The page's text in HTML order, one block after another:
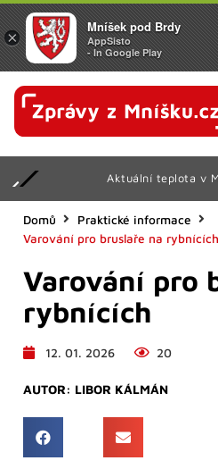
Aktuální teplota v
Domů
Praktické informace
Varování pro bruslaře na rybnících
Varování pro
rybnících
12. 01. 2026 20
AUTOR: LIBOR KÁLMÁN
×
Mníšek pod Brdy
AppSisto
- In Google Play